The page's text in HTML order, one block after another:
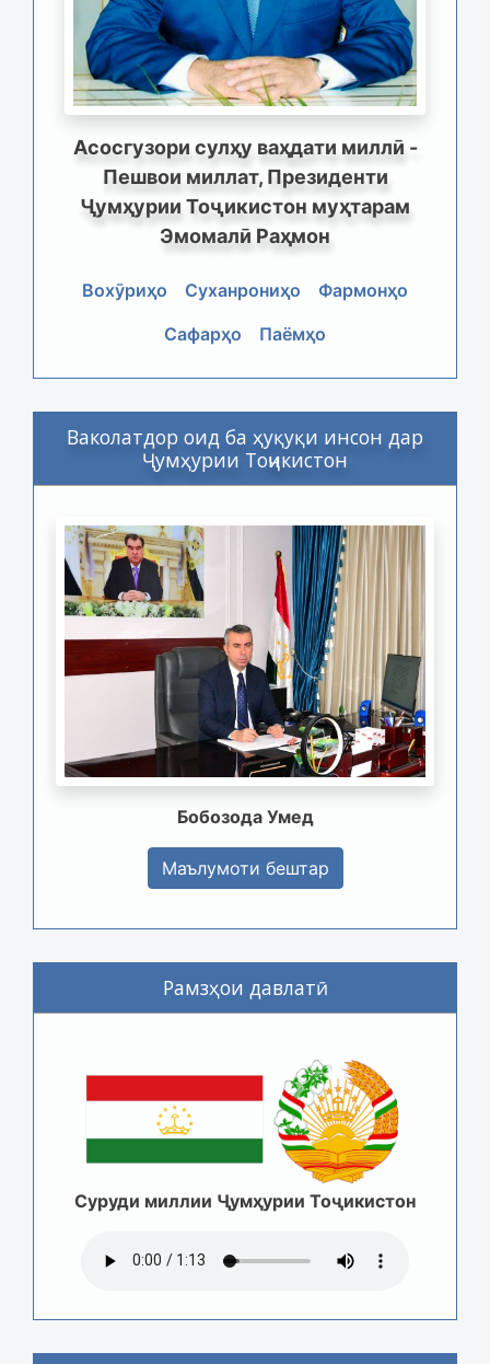
Асосгузори сулҳу ваҳдати миллӣ -
Пешвои миллат, Президенти
Ҷумҳурии Тоҷикистон муҳтарам
Эмомалӣ Раҳмон
Вохӯриҳо Суханрониҳо
Фармонҳо
Сафарҳо
Паёмҳо
Ваколатдор оид ба ҳуқуқи инсон дар
Ҷумҳурии Тоҷикистон
Бобозода Умед
Маълумоти бештар
Рамзҳои давлатӣ
Суруди миллии Ҷумҳурии Тоҷикистон